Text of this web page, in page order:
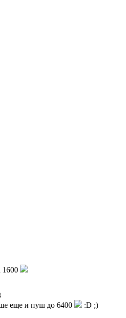
1600
еще и пуш до 6400
:D ;)